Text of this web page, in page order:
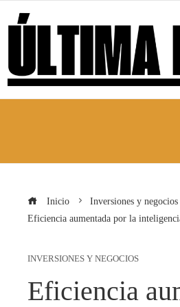
Inicio
Inversiones y negocios
Eficiencia aumentada por la
INVERSIONES Y NEGOCIOS
Eficiencia